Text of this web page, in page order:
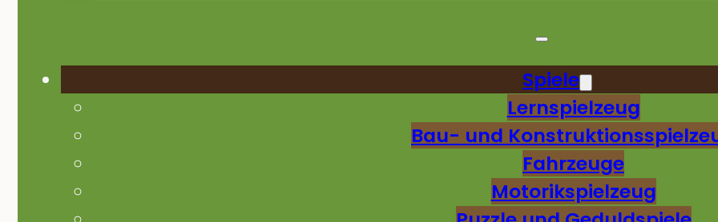
Spiele
Lernspielzeug
Bau- und
Fahrzeuge
Motorikspielzeug